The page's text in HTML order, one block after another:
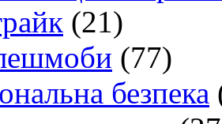
(21)
(77)
безпека